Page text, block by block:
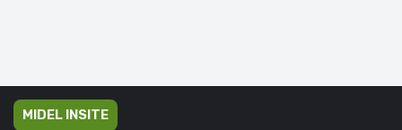
MIDEL INSITE